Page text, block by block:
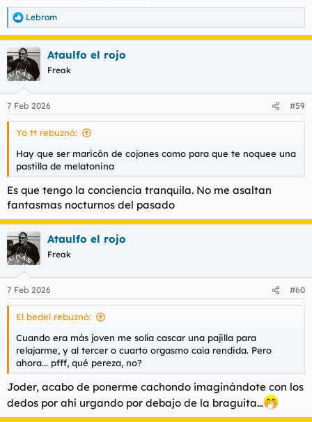
R
e
a
c
c
i
e
s
Lebrom
Ataulfo el rojo
Freak
7 Feb 2026 #59
Yo tt rebuznó:
Hay que ser maricôn de cojones como para que te noquee una
pastilla de melatonina
Es que tengo la conciencia tranquila. No me asaltan
fantasmas nocturnos del pasado
Ataulfo el rojo
Freak
7 Feb 2026 #60
El bedel rebuznó:
Cuando era más joven me solía cascar una pajilla para
relajarme, y al tercer o cuarto orgasmo caía rendida. Pero
ahora... pfff, qué pereza, no?
Joder, acabo de ponerme cachondo imaginándote con los
dedos por ahí urgando por debajo de la braguita…